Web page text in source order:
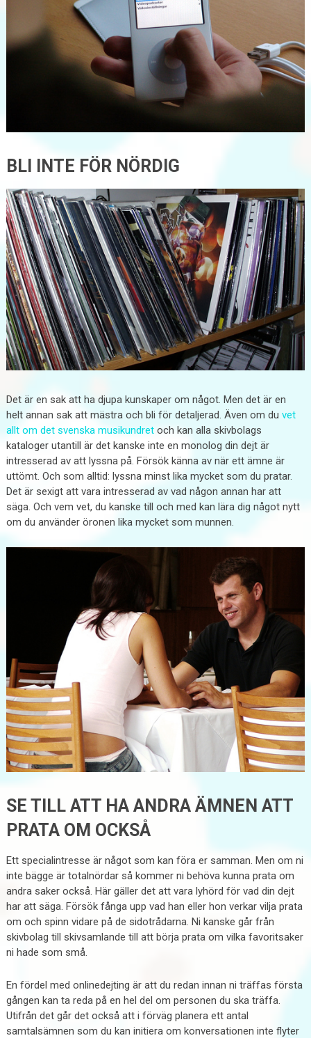
BLI INTE FÖR NÖRDIG
Det är en sak att ha djupa kunskaper om något. Men det är en
helt annan sak att mästra och bli för detaljerad. Även om du vet
allt om det svenska musikundretoch kan alla skivbolags
kataloger utantill är det kanske inte en monolog din dejt är
intresserad av att lyssna på. Försök känna av när ett ämne är
uttömt. Och som alltid: lyssna minst lika mycket som du pratar.
Det är sexigt att vara intresserad av vad någon annan har att
säga. Och vem vet, du kanske till och med kan lära dig något nytt
om du använder öronen lika mycket som munnen.
SE TILL ATT HA ANDRA ÄMNEN ATT
PRATA OM OCKSÅ
Ett specialintresse är något som kan föra er samman. Men om ni
inte bägge är totalnördar så kommer ni behöva kunna prata om
andra saker också. Här gäller det att vara lyhörd för vad din dejt
har att säga. Försök fånga upp vad han eller hon verkar vilja prata
om och spinn vidare på de sidotrådarna. Ni kanske går från
skivbolag till skivsamlande till att börja prata om vilka favoritsaker
ni hade som små.
En fördel med onlinedejting är att du redan innan ni träffas första
gången kan ta reda på en hel del om personen du ska träffa.
Utifrån det går det också att i förväg planera ett antal
samtalsämnen som du kan initiera om konversationen inte flyter